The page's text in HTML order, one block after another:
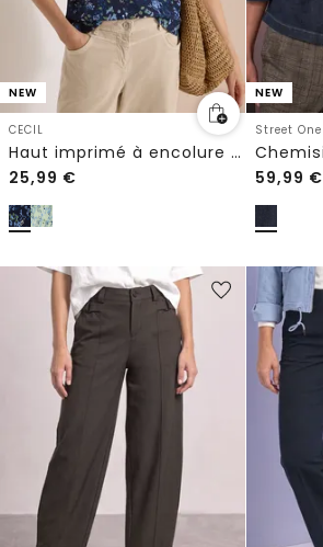
NEW
CECIL
Haut imprimé à encolure en V arrondie
25,99 €
NEW
Street One
59,99 €